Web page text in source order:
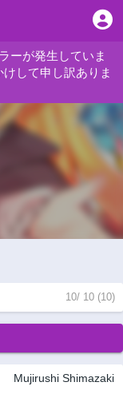
ーが発生していま
して申し訳ありま
10/ 10 (10)
Mujirushi Shimazaki